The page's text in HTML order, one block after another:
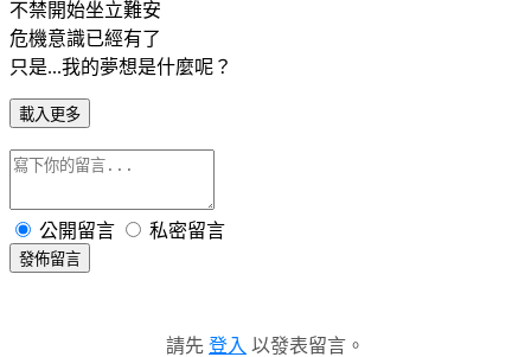
不禁開始坐立難安
危機意識已經有了
只是...我的夢想是什麼呢？
載入更多
公開留言 私密留言
發佈留言
請先 登入 以發表留言。